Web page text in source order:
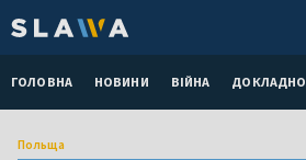
ГОЛОВНА НОВИНИ ВІЙНА ДОКЛАДНО
Польща